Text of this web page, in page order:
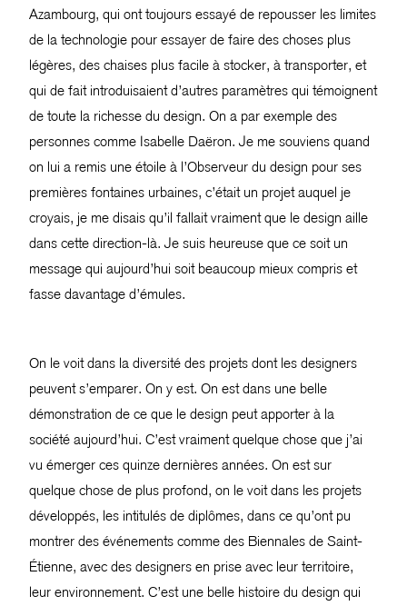
Azambourg, qui ont toujours essayé de repousser les limites
de la technologie pour essayer de faire des choses plus
légères, des chaises plus facile à stocker, à transporter, et
qui de fait introduisaient d’autres paramètres qui témoignent
de toute la richesse du design. On a par exemple des
personnes comme Isabelle Daëron. Je me souviens quand
on lui a remis une étoile à l’Observeur du design pour ses
premières fontaines urbaines, c’était un projet auquel je
croyais, je me disais qu’il fallait vraiment que le design aille
dans cette direction-là. Je suis heureuse que ce soit un
message qui aujourd’hui soit beaucoup mieux compris et
fasse davantage d’émules.
On le voit dans la diversité des projets dont les designers
peuvent s’emparer. On y est. On est dans une belle
démonstration de ce que le design peut apporter à la
société aujourd’hui. C’est vraiment quelque chose que j’ai
vu émerger ces quinze dernières années. On est sur
quelque chose de plus profond, on le voit dans les projets
développés, les intitulés de diplômes, dans ce qu’ont pu
montrer des événements comme des Biennales de Saint-
Étienne, avec des designers en prise avec leur territoire,
leur environnement. C’est une belle histoire du design qui